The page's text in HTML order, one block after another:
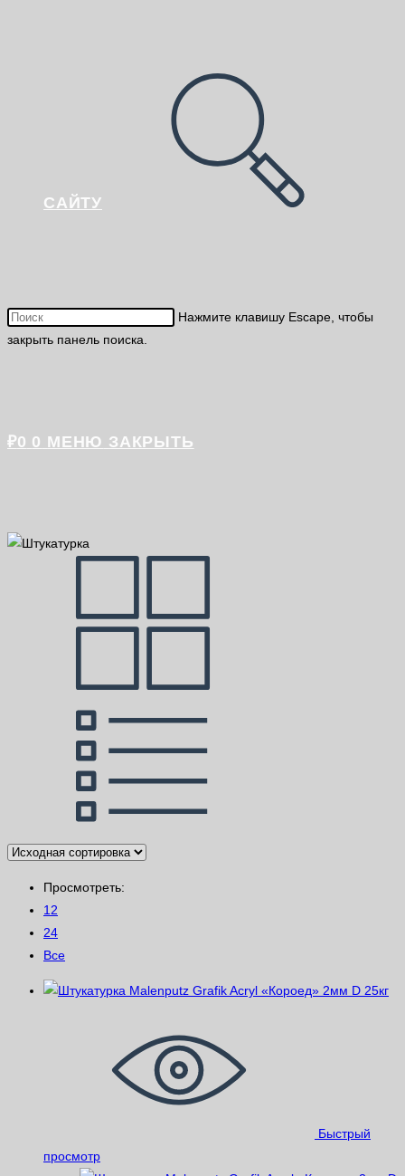
САЙТУ
Нажмите клавишу Escape, чтобы
закрыть панель поиска.
₽0 0 МЕНЮ ЗАКРЫТЬ
Просмотреть:
12
24
Все
Быстрый
просмотр